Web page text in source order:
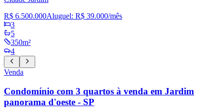
R$ 6.500.000Aluguel: R$ 39.000/mês
3
5
350m²
4
Venda
Condomínio com 3 quartos à venda em Jardim
panorama d'oeste - SP